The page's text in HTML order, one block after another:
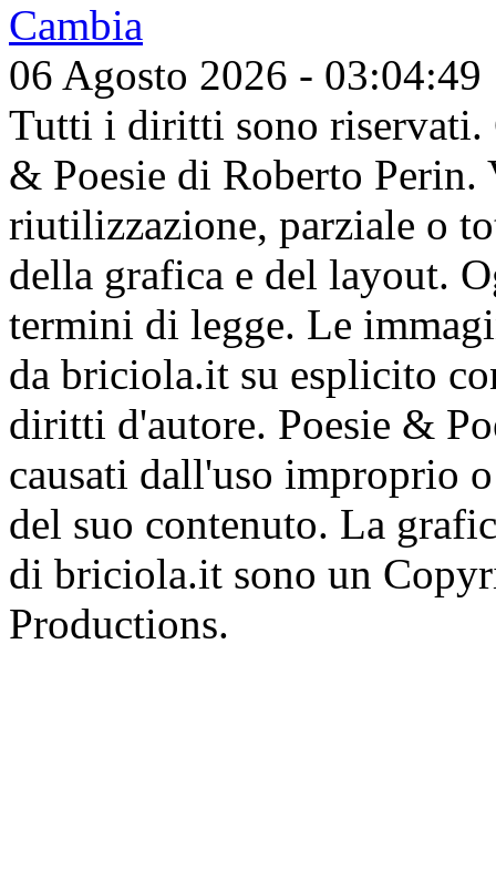
Cambia
06 Agosto 2026 - 03:04:50
Tutti i diritti sono riservati.
& Poesie di Roberto
riutilizzazione, parziale o
della grafica e del layout.
termini di legge. Le
da briciola.it su esplicito
diritti d'autore. Poesie &
causati dall'uso improprio
del suo contenuto. La
di briciola.it sono un
Productions.